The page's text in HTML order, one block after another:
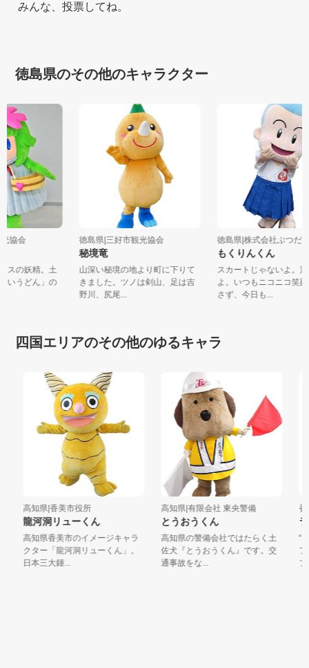
みんな、投票してね。
徳島県のその他のキャラクター
光協会
イスの妖精。土
らいうどん」の
徳島県|三好市観光協会
秘境竜
山深い秘境の地より町に下りて
きました。ツノは剣山、足は吉
野川、尻尾...
徳島県|株式会社ぶつ
もくりんくん
スカートじゃないよ。
よ。いつもニコニコ
さず、今日も...
四国エリアのその他のゆるキャラ
高知県|香美市役所
龍河洞リューくん
高知県香美市のイメージキャラ
クター「龍河洞リューくん」。
日本三大鍾...
高知県|有限会社 東央警備
とうおうくん
高知県の警備会社ではたらく土
佐犬『とうおうくん』です。交
通事故をな...
香
ラ
“
フ
ブ